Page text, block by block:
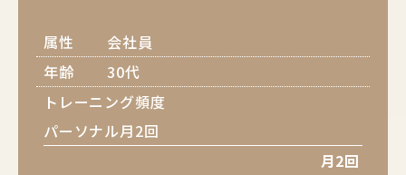
属性
会社員
年齢
30代
トレーニング頻度
パーソナル月2回
月2回